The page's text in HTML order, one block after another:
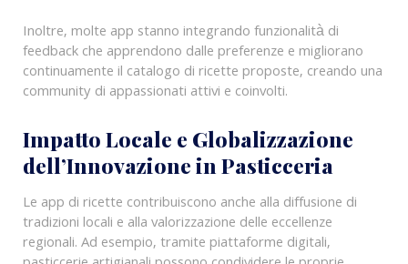
Inoltre, molte app stanno integrando funzionalità di
feedback che apprendono dalle preferenze e migliorano
continuamente il catalogo di ricette proposte, creando una
community di appassionati attivi e coinvolti.
Impatto Locale e Globalizzazione
dell’Innovazione in Pasticceria
Le app di ricette contribuiscono anche alla diffusione di
tradizioni locali e alla valorizzazione delle eccellenze
regionali. Ad esempio, tramite piattaforme digitali,